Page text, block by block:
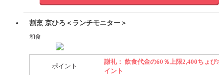
割烹 京ひろ＜ランチモニター＞
和食
ポイント
謝礼： 飲食代金の60％上限2,400ちょび
イント